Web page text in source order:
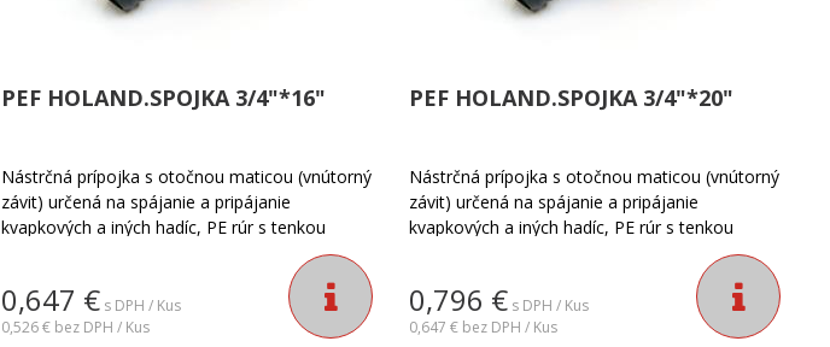
PEF HOLAND.SPOJKA 3/4"*16"
Nástrčná prípojka s otočnou maticou (vnútorný
závit) určená na spájanie a pripájanie
kvapkových a iných hadíc, PE rúr s tenkou
stenou a podobne. Pri inštalácii je potrebné
zaistenie pomocou poistného krúžku alebo
klasickej hadicovej spony.
0,647 € s DPH / Kus
0,526 € bez DPH / Kus
PEF HOLAND.SPOJKA 3/4"*20"
Nástrčná prípojka s otočnou maticou (vnútorný
závit) určená na spájanie a pripájanie
kvapkových a iných hadíc, PE rúr s tenkou
stenou a podobne. Pri inštalácii je potrebné
zaistenie pomocou poistného krúžku alebo
klasickej hadicovej spony.
0,796 € s DPH / Kus
0,647 € bez DPH / Kus